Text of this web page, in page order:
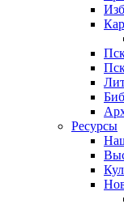
Ресурсы